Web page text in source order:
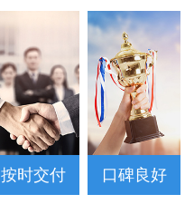
按时交付 口碑良好